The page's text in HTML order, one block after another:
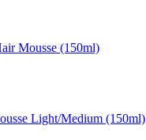
Mousse (150ml)
Light/Medium (150ml)